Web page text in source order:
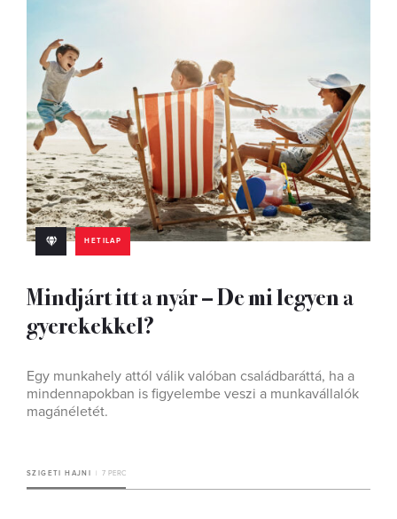
HETILAP
Mindjárt itt a nyár – De mi legyen a
gyerekekkel?
Egy munkahely attól válik valóban családbaráttá, ha a
mindennapokban is figyelembe veszi a munkavállalók
magánéletét.
SZIGETI HAJNI 7 PERC